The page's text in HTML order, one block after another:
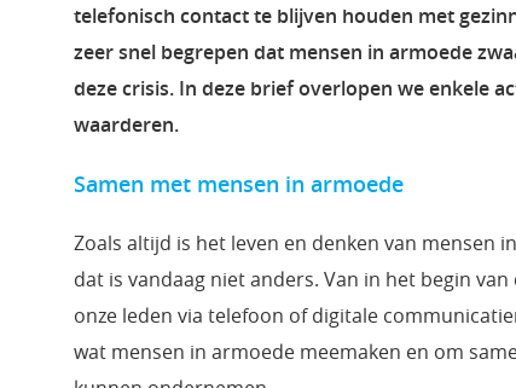
telefonisch contact te blijven houden met
zeer snel begrepen dat mensen in armoede
deze crisis. In deze brief overlopen we enkele
waarderen.
Samen met mensen in armoede
Zoals altijd is het leven en denken van mensen
dat is vandaag niet anders. Van in het begin
onze leden via telefoon of digitale
wat mensen in armoede meemaken en om